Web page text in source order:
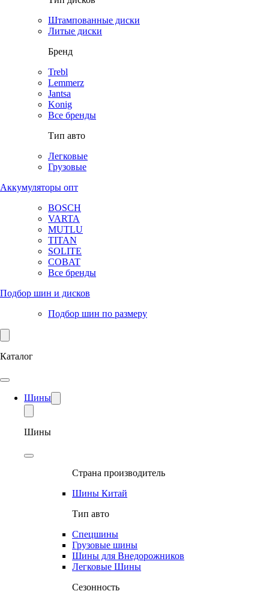
Штампованные диски
Литые диски
Бренд
Trebl
Lemmerz
Jantsa
Konig
Все бренды
Тип авто
Легковые
Грузовые
Аккумуляторы опт
BOSCH
VARTA
MUTLU
TITAN
SOLITE
COBAT
Все бренды
Подбор шин и дисков
Подбор шин по размеру
Каталог
Шины
Шины
Страна производитель
Шины Китай
Тип авто
Спецшины
Грузовые шины
Шины для Внедорожников
Легковые Шины
Сезонность